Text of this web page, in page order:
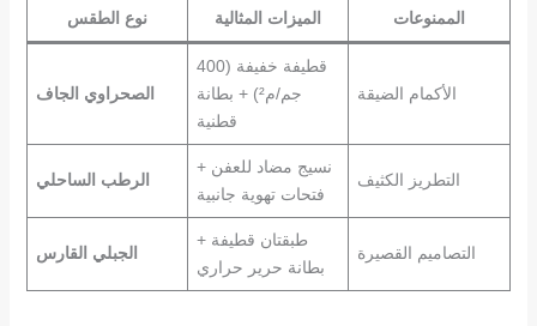
نوع الطقس
الميزات المثالية الممنوعات
الصحراوي الجاف
قطيفة خفيفة (400
جم/م²) + بطانة
قطنية
الأكمام الضيقة
الرطب الساحلي
نسيج مضاد للعفن +
فتحات تهوية جانبية
التطريز الكثيف
الجبلي القارس
طبقتان قطيفة +
بطانة حرير حراري
التصاميم القصيرة